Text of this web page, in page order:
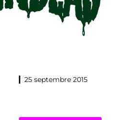
▎25 septembre 2015